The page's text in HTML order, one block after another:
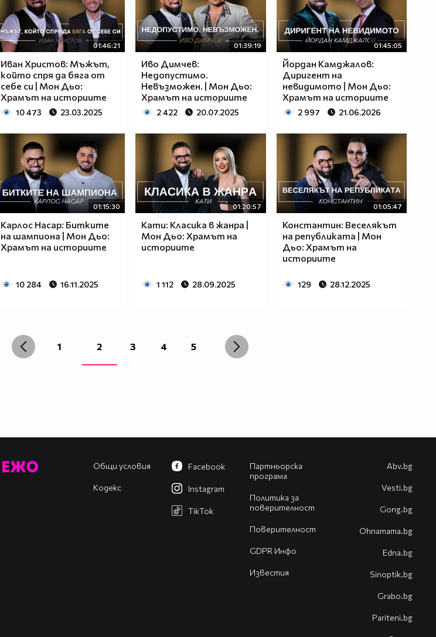
01:46:21
Иван Христов: Мъжът,
който спря да бяга от
себе си | Мон Дьо:
Храмът на историите
10 473 23.03.2025
01:39:19
Иво Димчев:
Недопустимо.
Невъзможен. | Мон Дьо:
Храмът на историите
2 422 20.07.2025
01:45:05
Йордан Камджалов:
Диригент на
невидимото | Мон Дьо:
Храмът на историите
2 997 21.06.2026
01:15:30
Карлос Насар: Битките
на шампиона | Мон Дьо:
Храмът на историите
10 284 16.11.2025
01:20:57
Кати: Класика в жанра |
Мон Дьо: Храмът на
историите
1 112 28.09.2025
01:05:47
Константин: Веселякът
на републиката | Мон
Дьо: Храмът на
историите
129 28.12.2025
1 2 3 4 5
Общи условия
Кодекс
Партньорска
програма
Политика за
поверителност
Поверителност
GDPR Инфо
Известия
Facebook
Instagram
TikTok
Abv.bg
Vesti.bg
Gong.bg
Оhnamama.bg
Edna.bg
Sinoptik.bg
Grabo.bg
Pariteni.bg